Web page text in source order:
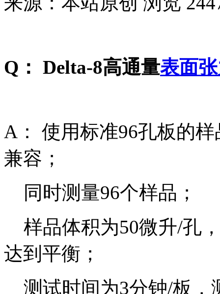
Q： Delta-8高通量表面
A： 使用标准96孔板的
兼容；
同时测量96个样品；
样品体积为50微升/孔
达到平衡；
测试时间为3分钟/板，